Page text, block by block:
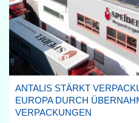
ANTALIS STÄRKT
EUROPA DURCH
VERPACKUNGEN